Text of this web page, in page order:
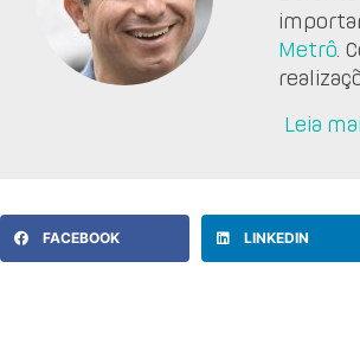
Metrô .
Leia
FACEBOOK LINKEDIN